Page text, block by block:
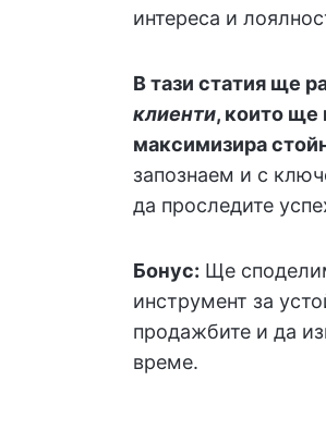
интереса и
В тази статия ще
клиенти, които ще
максимизира
запознаем и с
да проследите
Бонус: Ще
инструмент за
продажбите и да
време.